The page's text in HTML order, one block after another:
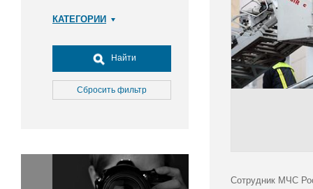
КАТЕГОРИИ
Досуг, туризм и отдых
Культура
Медицина
Окружающая среда
Политика
Найти
Сбросить фильтр
Сотрудник МЧС